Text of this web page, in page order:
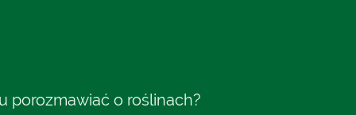
porozmawiać o roślinach?